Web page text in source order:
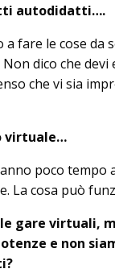
autodidatti….
fare le cose da
dico che
che vi sia
virtuale…
poco
La cosa può
le gare virtuali,
e non